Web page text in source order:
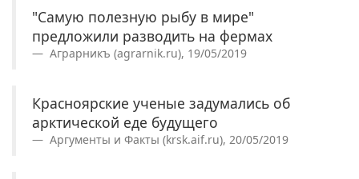
"Самую полезную рыбу в мире"
предложили разводить на фермах
Аграрникъ (agrarnik.ru), 19/05/2019
Красноярские ученые задумались об
арктической еде будущего
Аргументы и Факты (krsk.aif.ru), 20/05/2019